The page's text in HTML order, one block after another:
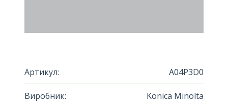
Артикул: A04P3D0
Виробник: Konica Minolta